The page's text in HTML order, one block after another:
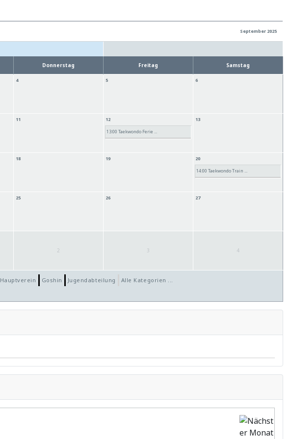
September 2025
Donnerstag Freitag Samstag
4 5 6
11
12
13:00 Taekwondo Ferie ...
13
18 19
20
14:00 Taekwondo Train ...
25 26 27
2 3 4
Hauptverein Goshin Jugendabteilung Alle Kategorien ...